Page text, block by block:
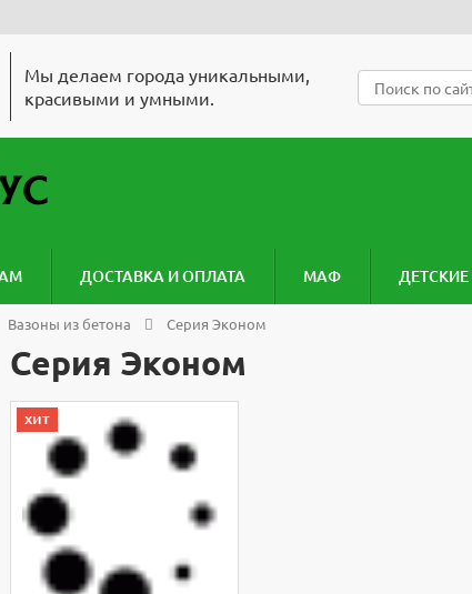
Мы делаем города уникальными,
красивыми и умными.
ДОСТАВКА И ОПЛАТА МАФ
Вазоны из бетона Серия Эконом
Серия Эконом
хит